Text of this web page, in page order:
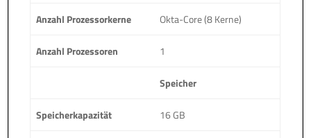
Anzahl Prozessorkerne Okta-Core (8 Kerne)
Anzahl Prozessoren 1
Speicher
Speicherkapazität 16 GB